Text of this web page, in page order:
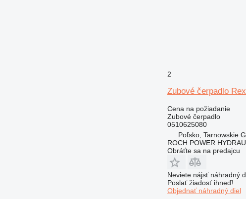
2
Zubové čerpadlo
Cena na požiadanie
Zubové čerpadlo
0510625080
Poľsko, Tarnowskie
ROCH POWER
Obráťte sa na predajcu
Neviete nájsť náhradný
Poslať žiadosť ihneď!
Objednať náhradný diel